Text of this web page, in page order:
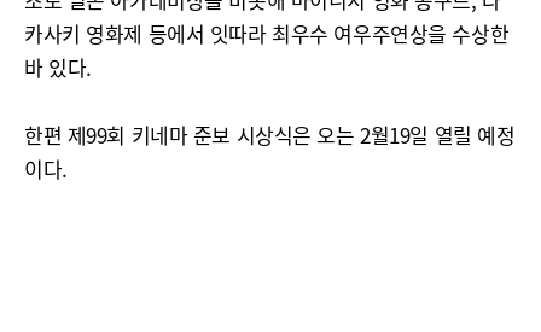
카사키 영화제 등에서 잇따라 최우수 여우주연상을 수상한
바 있다.
한편 제99회 키네마 준보 시상식은 오는 2월19일 열릴 예정
이다.